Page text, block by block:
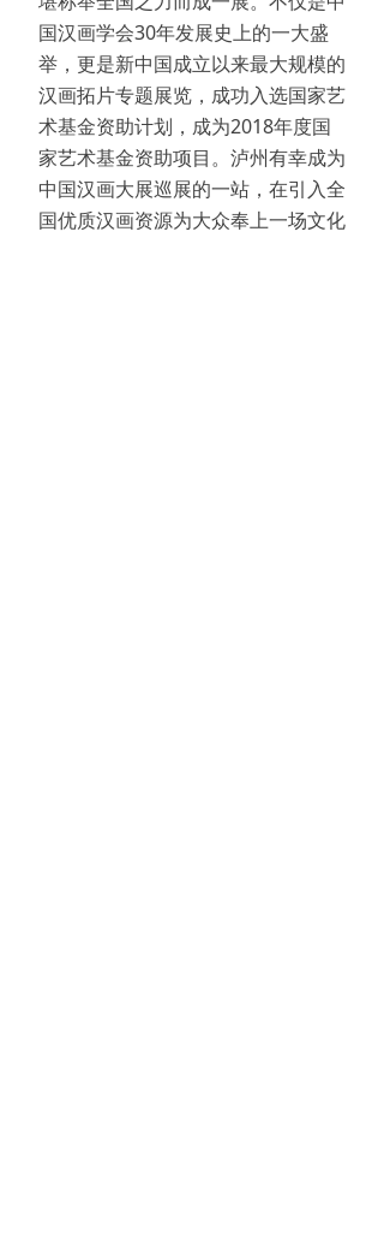
国汉画学会30年发展史上的一大盛
举，更是新中国成立以来最大规模的
汉画拓片专题展览，成功入选国家艺
术基金资助计划，成为2018年度国
家艺术基金资助项目。泸州有幸成为
中国汉画大展巡展的一站，在引入全
国优质汉画资源为大众奉上一场文化